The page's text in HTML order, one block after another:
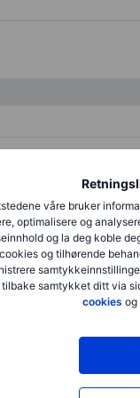
våre bruker
optimalisere og
og la deg koble
og tilhørende
samtykket ditt via
cookies og